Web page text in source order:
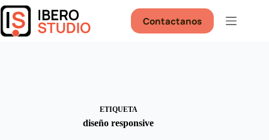
Saltar
al
contenido
Contactanos
ETIQUETA
diseño responsive